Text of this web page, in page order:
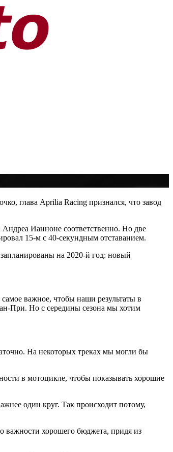
глава Aprilia Racing признался, что завод
Андреа Ианноне соответственно. Но две
15-м с 40-секундным отставанием.
на 2020-й год: новый
важное, чтобы наши результаты в
При. Но с середины сезона мы хотим
На некоторых треках мы могли бы
в мотоцикле, чтобы показывать хорошие
один круг. Так происходит потому,
важности хорошего бюджета, придя из